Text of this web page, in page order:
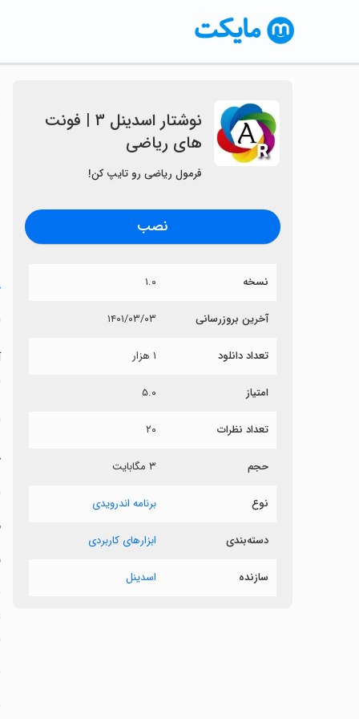
نوشتار اسدینل ۳ | فونت
های ریاضی
فرمول ریاضی رو تایپ کن!
نصب
نسخه ۱.۰
آخرین بروزرسانی ۱۴۰۱/۰۳/۰۳
تعداد دانلود ۱ هزار
امتیاز ۵.۰
تعداد نظرات ۲۰
حجم ۳ مگابایت
نوع برنامه اندرویدی
دسته‌بندی ابزارهای کاربردی
سازنده اسدینل